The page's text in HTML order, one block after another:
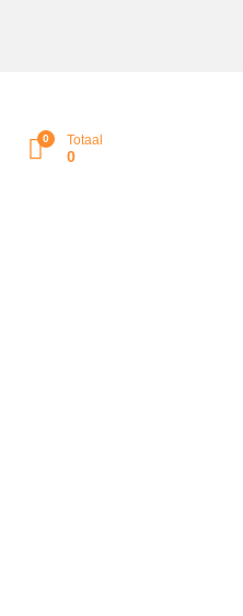
0 Totaal
0